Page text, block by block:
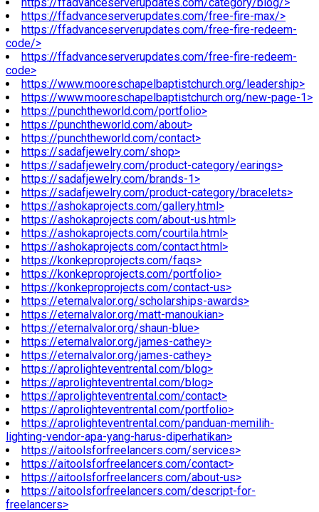
https://ffadvanceserverupdates.com/free-fire-max/>
https://ffadvanceserverupdates.com/free-fire-redeem-
code/>
https://ffadvanceserverupdates.com/free-fire-redeem-
code>
https://www.mooreschapelbaptistchurch.org/leadership>
https://www.mooreschapelbaptistchurch.org/new-page-1>
https://punchtheworld.com/portfolio>
https://punchtheworld.com/about>
https://punchtheworld.com/contact>
https://sadafjewelry.com/shop>
https://sadafjewelry.com/product-category/earings>
https://sadafjewelry.com/brands-1>
https://sadafjewelry.com/product-category/bracelets>
https://ashokaprojects.com/gallery.html>
https://ashokaprojects.com/about-us.html>
https://ashokaprojects.com/courtila.html>
https://ashokaprojects.com/contact.html>
https://konkeproprojects.com/faqs>
https://konkeproprojects.com/portfolio>
https://konkeproprojects.com/contact-us>
https://eternalvalor.org/scholarships-awards>
https://eternalvalor.org/matt-manoukian>
https://eternalvalor.org/shaun-blue>
https://eternalvalor.org/james-cathey>
https://eternalvalor.org/james-cathey>
https://aprolighteventrental.com/blog>
https://aprolighteventrental.com/blog>
https://aprolighteventrental.com/contact>
https://aprolighteventrental.com/portfolio>
https://aprolighteventrental.com/panduan-memilih-
lighting-vendor-apa-yang-harus-diperhatikan>
https://aitoolsforfreelancers.com/services>
https://aitoolsforfreelancers.com/contact>
https://aitoolsforfreelancers.com/about-us>
https://aitoolsforfreelancers.com/descript-for-
freelancers>